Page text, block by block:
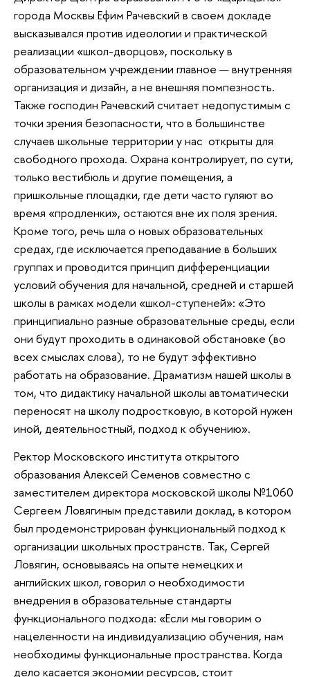
города Москвы Ефим Рачевский в своем докладе
высказывался против идеологии и практической
реализации «школ-дворцов», поскольку в
образовательном учреждении главное — внутренняя
организация и дизайн, а не внешняя помпезность.
Также господин Рачевский считает недопустимым с
точки зрения безопасности, что в большинстве
случаев школьные территории у нас открыты для
свободного прохода. Охрана контролирует, по сути,
только вестибюль и другие помещения, а
пришкольные площадки, где дети часто гуляют во
время «продленки», остаются вне их поля зрения.
Кроме того, речь шла о новых образовательных
средах, где исключается преподавание в больших
группах и проводится принцип дифференциации
условий обучения для начальной, средней и старшей
школы в рамках модели «школ-ступеней»: «Это
принципиально разные образовательные среды, если
они будут проходить в одинаковой обстановке (во
всех смыслах слова), то не будут эффективно
работать на образование. Драматизм нашей школы в
том, что дидактику начальной школы автоматически
переносят на школу подростковую, в которой нужен
иной, деятельностный, подход к обучению».
Ректор Московского института открытого
образования Алексей Семенов совместно с
заместителем директора московской школы №1060
Сергеем Ловягиным представили доклад, в котором
был продемонстрирован функциональный подход к
организации школьных пространств. Так, Сергей
Ловягин, основываясь на опыте немецких и
английских школ, говорил о необходимости
внедрения в образовательные стандарты
функционального подхода: «Если мы говорим о
нацеленности на индивидуализацию обучения, нам
необходимы функциональные пространства. Когда
дело касается экономии ресурсов, стоит